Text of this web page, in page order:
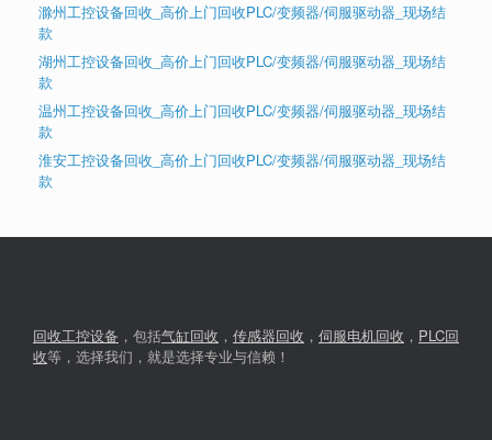
滁州工控设备回收_高价上门回收PLC/变频器/伺服驱动器_现场结
款
湖州工控设备回收_高价上门回收PLC/变频器/伺服驱动器_现场结
款
温州工控设备回收_高价上门回收PLC/变频器/伺服驱动器_现场结
款
淮安工控设备回收_高价上门回收PLC/变频器/伺服驱动器_现场结
款
回收工控设备 ，包括气缸回收 ， 传感器回收 ， 伺服电机回收 ， PLC回
收等，选择我们，就是选择专业与信赖！